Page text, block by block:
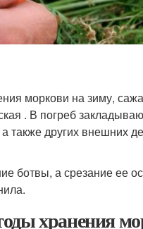
моркови на зиму,
. В погреб
других внешних
ботвы, а срезание ее
хранения